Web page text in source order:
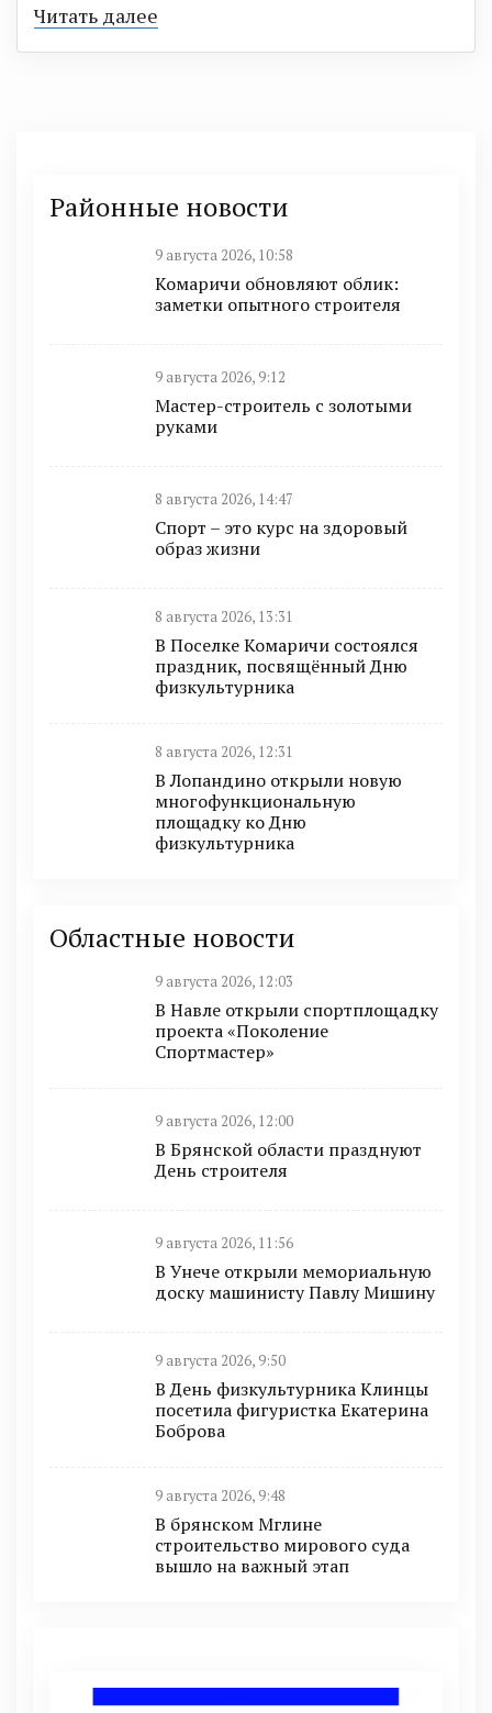
Читать далее
Районные новости
9 августа 2026, 10:58
Комаричи обновляют облик:
заметки опытного строителя
9 августа 2026, 9:12
Мастер-строитель с золотыми
руками
8 августа 2026, 14:47
Спорт – это курс на здоровый
образ жизни
8 августа 2026, 13:31
В Поселке Комаричи состоялся
праздник, посвящённый Дню
физкультурника
8 августа 2026, 12:31
В Лопандино открыли новую
многофункциональную
площадку ко Дню
физкультурника
Областные новости
9 августа 2026, 12:03
В Навле открыли спортплощадку
проекта «Поколение
Спортмастер»
9 августа 2026, 12:00
В Брянской области празднуют
День строителя
9 августа 2026, 11:56
В Унече открыли мемориальную
доску машинисту Павлу Мишину
9 августа 2026, 9:50
В День физкультурника Клинцы
посетила фигуристка Екатерина
Боброва
9 августа 2026, 9:48
В брянском Мглине
строительство мирового суда
вышло на важный этап